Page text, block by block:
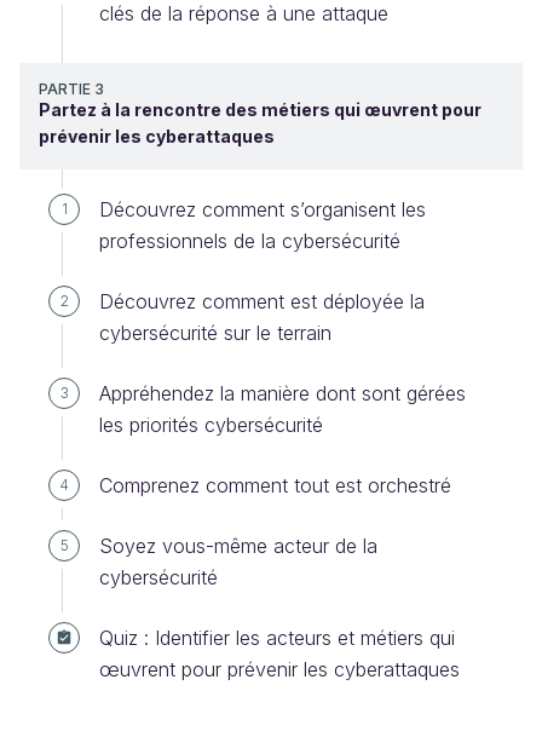
clés de la réponse à une attaque
PARTIE 3
Partez à la rencontre des métiers qui œuvrent pour
prévenir les cyberattaques
1
Découvrez comment s’organisent les
professionnels de la cybersécurité
2
Découvrez comment est déployée la
cybersécurité sur le terrain
3
Appréhendez la manière dont sont gérées
les priorités cybersécurité
4 Comprenez comment tout est orchestré
5
Soyez vous-même acteur de la
cybersécurité
Quiz : Identifier les acteurs et métiers qui
œuvrent pour prévenir les cyberattaques